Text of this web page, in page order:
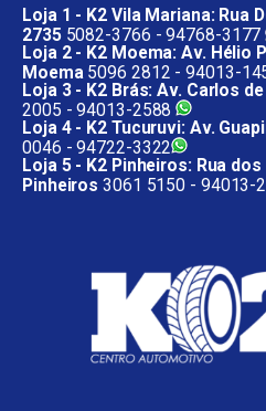
Loja 1 - K2 Vila Mariana: Rua
27355082-3766 -94768-3177
Loja 2 - K2 Moema: Av. Hélio
Moema5096 2812 -94013-
Loja 3 - K2 Brás: Av. Carlos
2005 -94013-2588
Loja 4 - K2 Tucuruvi: Av.
0046 -94722-3322
Loja 5 - K2 Pinheiros: Rua
Pinheiros 3061 5150 - 94013-